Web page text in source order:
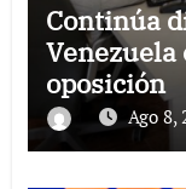
Continúa
oposición
Ago 8,